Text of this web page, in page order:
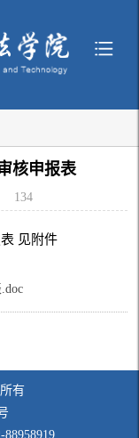
核申报表
134
见附件
有